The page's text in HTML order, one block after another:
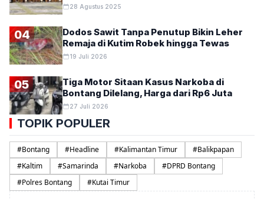
28 Agustus 2025
04
Dodos Sawit Tanpa Penutup Bikin Leher
Remaja di Kutim Robek hingga Tewas
19 Juli 2026
05
Tiga Motor Sitaan Kasus Narkoba di
Bontang Dilelang, Harga dari Rp6 Juta
27 Juli 2026
TOPIK POPULER
#Bontang #Headline #Kalimantan Timur #Balikpapan
#Kaltim #Samarinda #Narkoba #DPRD Bontang
#Polres Bontang #Kutai Timur